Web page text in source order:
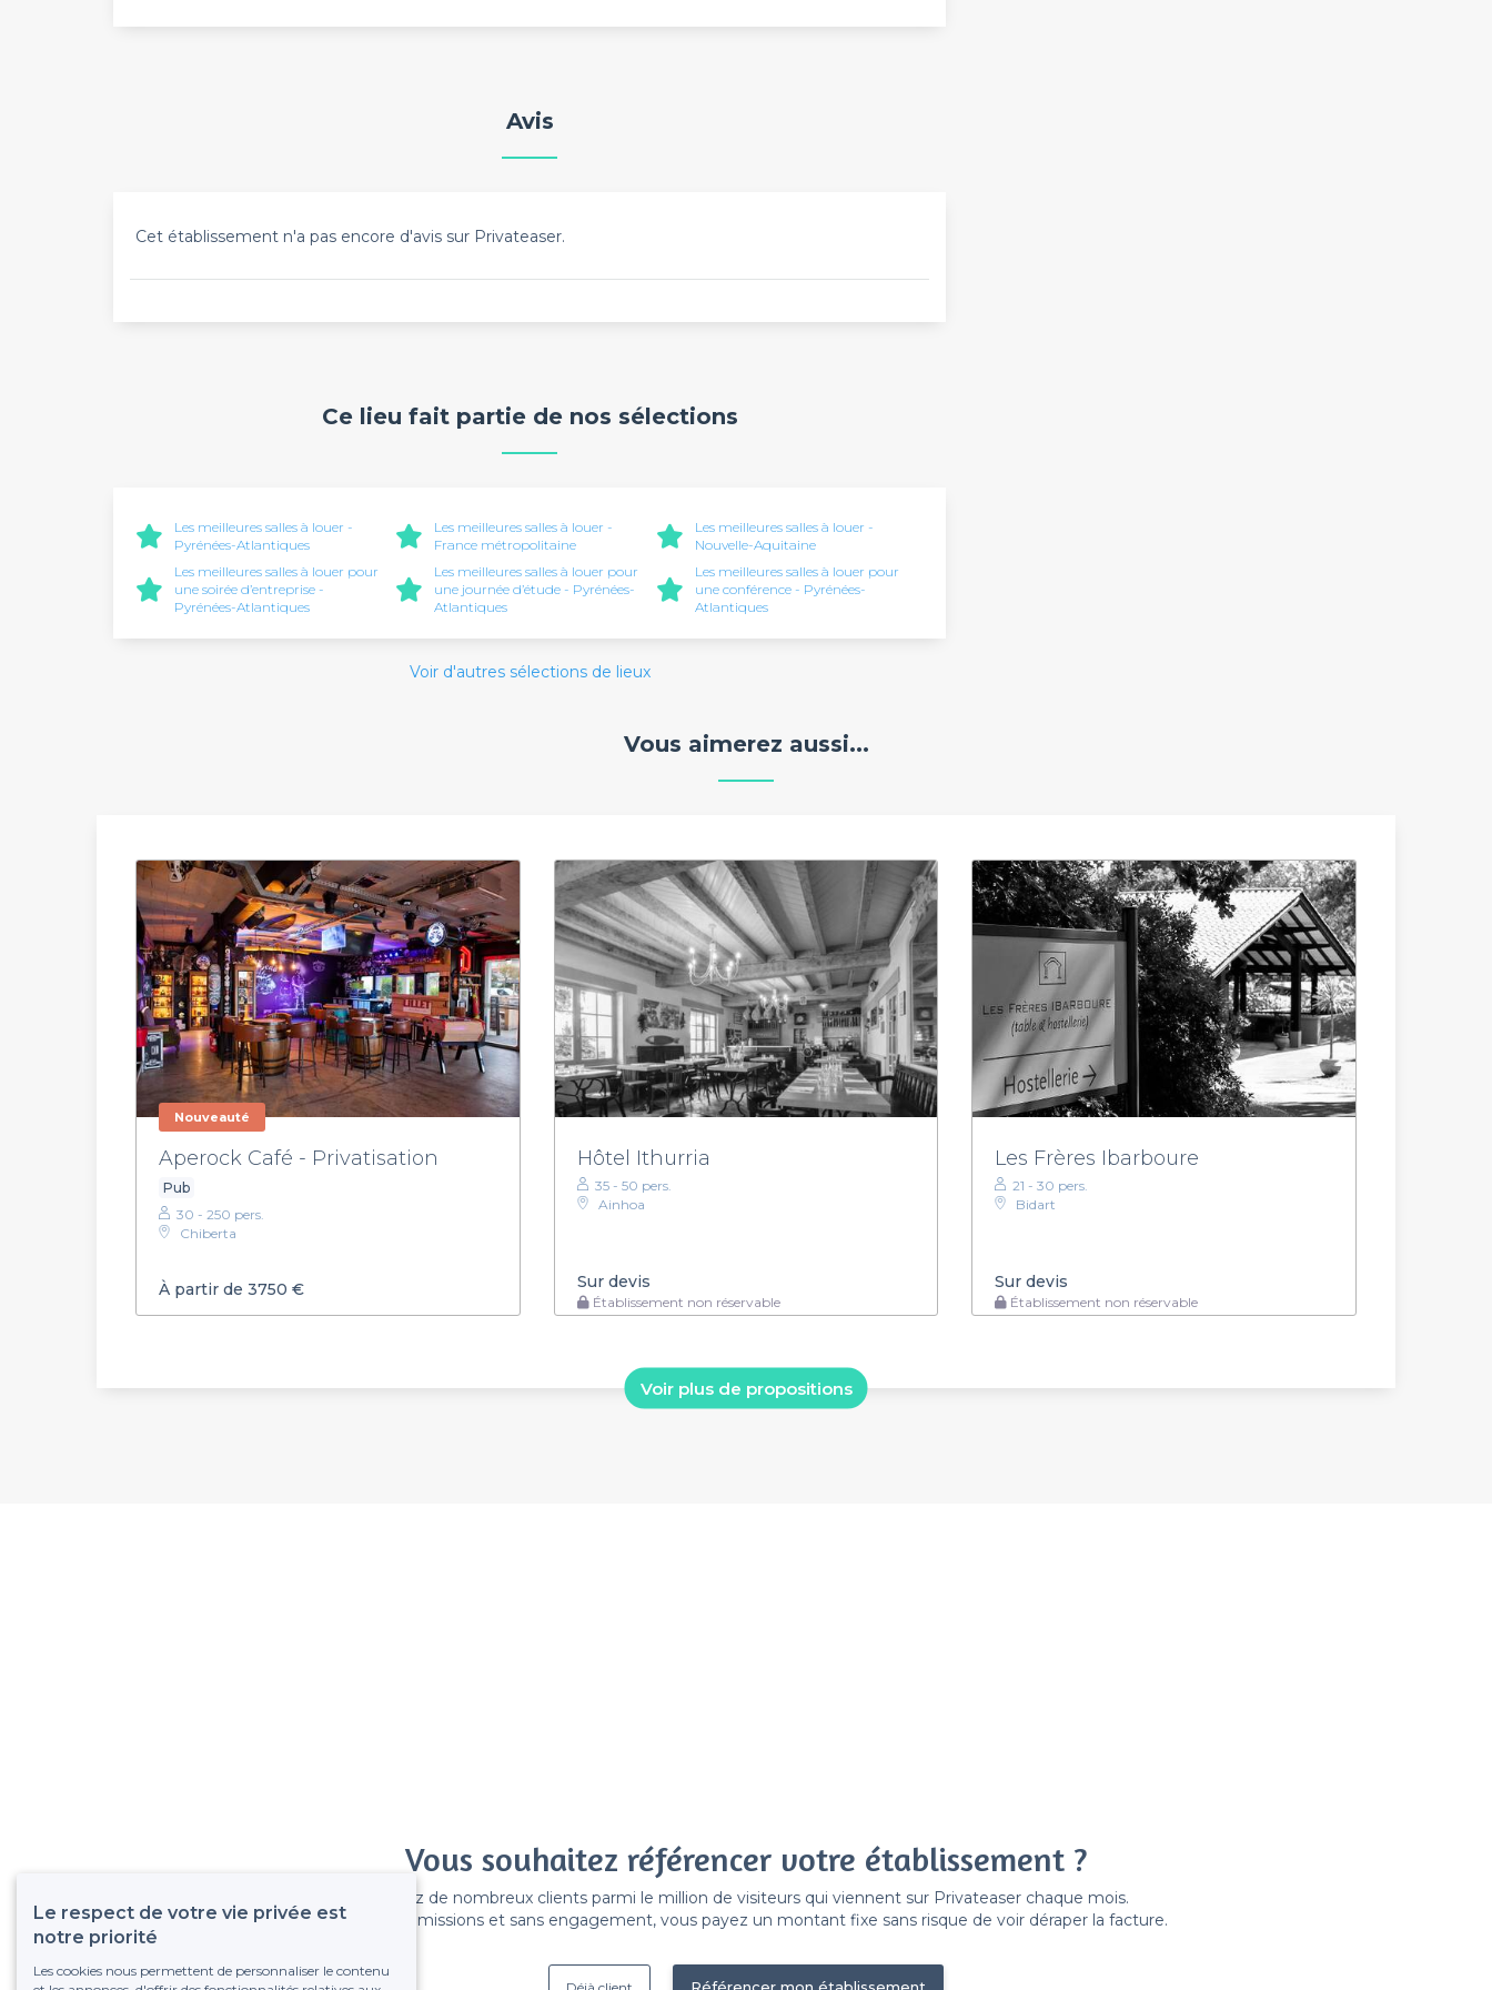
Avis
Cet établissement n'a pas encore d'avis sur Privateaser.
Ce lieu fait partie de nos sélections
Les meilleures salles à louer -
Pyrénées-Atlantiques
Les meilleures salles à louer -
France métropolitaine
Les meilleures salles à louer -
Nouvelle-Aquitaine
Les meilleures salles à louer pour
une soirée d’entreprise -
Pyrénées-Atlantiques
Les meilleures salles à louer pour
une journée d’étude - Pyrénées-
Atlantiques
Les meilleures salles à louer pour
une conférence - Pyrénées-
Atlantiques
Voir d'autres sélections de lieux
Vous aimerez aussi...
Nouveauté
Aperock Café - Privatisation
Pub
30 - 250 pers.
Chiberta
À partir de 3750 €
Hôtel Ithurria
35 - 50 pers.
Ainhoa
Sur devis
Établissement non réservable
Les Frères Ibarboure
21 - 30 pers.
Bidart
Sur devis
Établissement non réservable
Voir plus de propositions
Vous souhaitez référencer votre établissement ?
Gagnez de nombreux clients parmi le million de visiteurs qui viennent sur Privateaser chaque mois.
Pas de commissions et sans engagement, vous payez un montant fixe sans risque de voir déraper la facture.
Déjà client
Le respect de votre vie privée est
notre priorité
Les cookies nous permettent de personnaliser le contenu